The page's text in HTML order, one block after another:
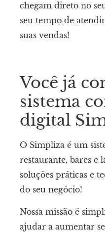
chegam direto no
seu tempo de
suas vendas!
Você já
sistema
digital
O Simpliza é um
restaurante, bares e
soluções práticas e
do seu negócio!
Nossa missão é
ajudar a aumentar